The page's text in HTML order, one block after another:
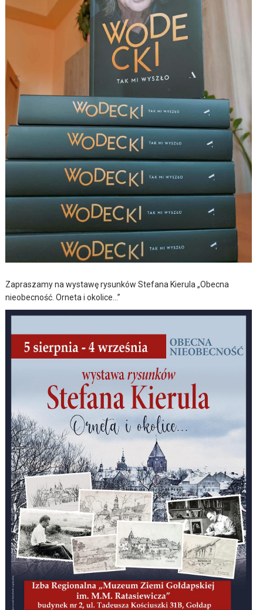
Zapraszamy na wystawę rysunków Stefana Kierula „Obecna
nieobecność. Orneta i okolice…”